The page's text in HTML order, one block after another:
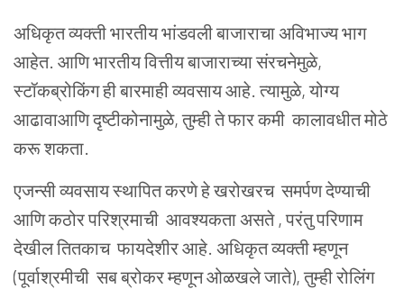
अधिकृत व्यक्ती भारतीय भांडवली बाजाराचा अविभाज्य भाग
आहेत. आणि भारतीय वित्तीय बाजाराच्या संरचनेमुळे,
स्टॉकब्रोकिंग ही बारमाही व्यवसाय आहे. त्यामुळे, योग्य
आढावाआणि दृष्टीकोनामुळे, तुम्ही ते फार कमी कालावधीत मोठे
करू शकता.
एजन्सी व्यवसाय स्थापित करणे हे खरोखरच समर्पणदेण्याची
आणि कठोर परिश्रमाची आवश्यकता असते , परंतु परिणाम
देखील तितकाच फायदेशीरआहे. अधिकृत व्यक्ती म्हणून
(पूर्वाश्रमीची सब ब्रोकर म्हणून ओळखले जाते), तुम्ही रोलिंग